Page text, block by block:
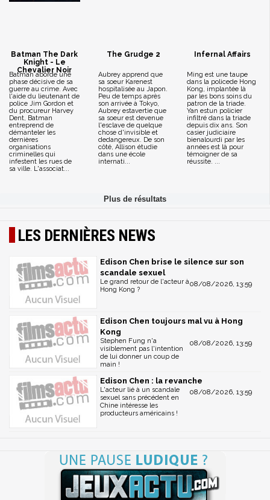
Batman The Dark
Knight - Le
Chevalier Noir
Batman aborde une
phase décisive de sa
guerre au crime. Avec
l'aide du lieutenant de
police Jim Gordon et
du procureur Harvey
Dent, Batman
entreprend de
démanteler les
dernières
organisations
criminelles qui
infestent les rues de
sa ville. L'associat...
The Grudge 2
Aubrey apprend que
sa soeur Karenest
hospitalisée au Japon.
Peu de temps après
son arrivée à Tokyo,
Aubrey estavertie que
sa soeur est devenue
l'esclave de quelque
chose d'invisible et
dedangereux. De son
côté, Allison étudie
dans une école
internati...
Infernal Affairs
Ming est une taupe
dans la policede Hong
Kong, implantée là
par les bons soins du
patron de la triade.
Yan estun policier
infiltré dans la triade
depuis dix ans. Son
casier judiciaire
bienalourdi par les
années est là pour
témoigner de sa
réussite. ...
LES DERNIÈRES NEWS
Edison Chen brise le silence sur son
scandale sexuel
08/08/2026, 13:59
Le grand retour de l'acteur à
Hong Kong ?
Edison Chen toujours mal vu à Hong
Kong
08/08/2026, 13:59
Stephen Fung n'a
visiblement pas l'intention
de lui donner un coup de
main !
Edison Chen : la revanche
08/08/2026, 13:59
L'acteur lié à un scandale
sexuel sans précédent en
Chine intéresse les
producteurs américains !